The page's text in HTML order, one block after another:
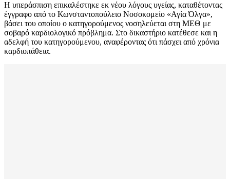
Η υπεράσπιση επικαλέστηκε εκ νέου λόγους υγείας, καταθέτοντας
έγγραφο από το Κωνσταντοπούλειο Νοσοκομείο «Αγία Όλγα»,
βάσει του οποίου ο κατηγορούμενος νοσηλεύεται στη ΜΕΘ με
σοβαρό καρδιολογικό πρόβλημα. Στο δικαστήριο κατέθεσε και η
αδελφή του κατηγορούμενου, αναφέροντας ότι πάσχει από χρόνια
καρδιοπάθεια.